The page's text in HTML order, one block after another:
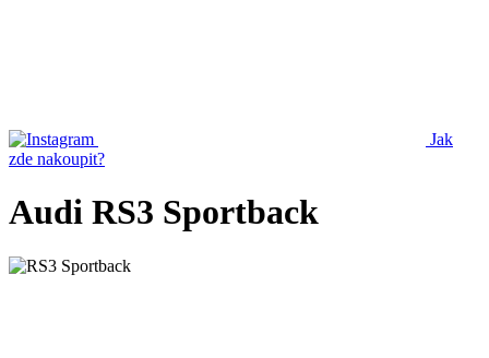
Jak
zde nakoupit?
Audi RS3 Sportback